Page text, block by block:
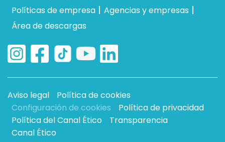
Políticas de empresa
Agencias y empresas
Área de descargas
Aviso legal
Política de cookies
Configuración de cookies
Política de privacidad
Política del Canal Ético
Transparencia
Canal Ético